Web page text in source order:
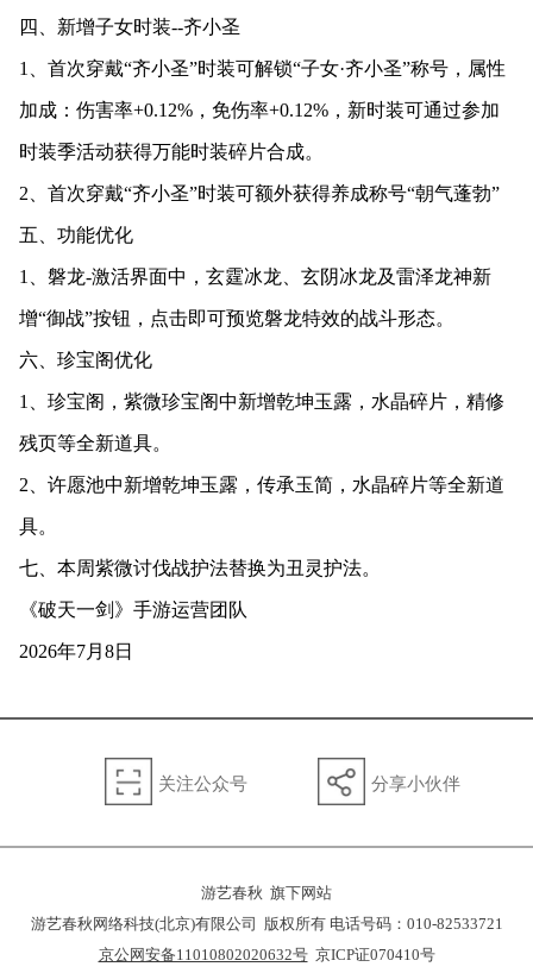
四、新增子女时装--齐小圣
1、首次穿戴“齐小圣”时装可解锁“子女·齐小圣”称号，属性
加成：伤害率+0.12%，免伤率+0.12%，新时装可通过参加
时装季活动获得万能时装碎片合成。
2、首次穿戴“齐小圣”时装可额外获得养成称号“朝气蓬勃”
五、功能优化
1、磐龙-激活界面中，玄霆冰龙、玄阴冰龙及雷泽龙神新
增“御战”按钮，点击即可预览磐龙特效的战斗形态。
六、珍宝阁优化
1、珍宝阁，紫微珍宝阁中新增乾坤玉露，水晶碎片，精修
残页等全新道具。
2、许愿池中新增乾坤玉露，传承玉简，水晶碎片等全新道
具。
七、本周紫微讨伐战护法替换为丑灵护法。
《破天一剑》手游运营团队
2026年7月8日
关注公众号 分享小伙伴
游艺春秋 旗下网站
游艺春秋网络科技(北京)有限公司 版权所有 电话号码：010-82533721
京公网安备11010802020632号京ICP证070410号